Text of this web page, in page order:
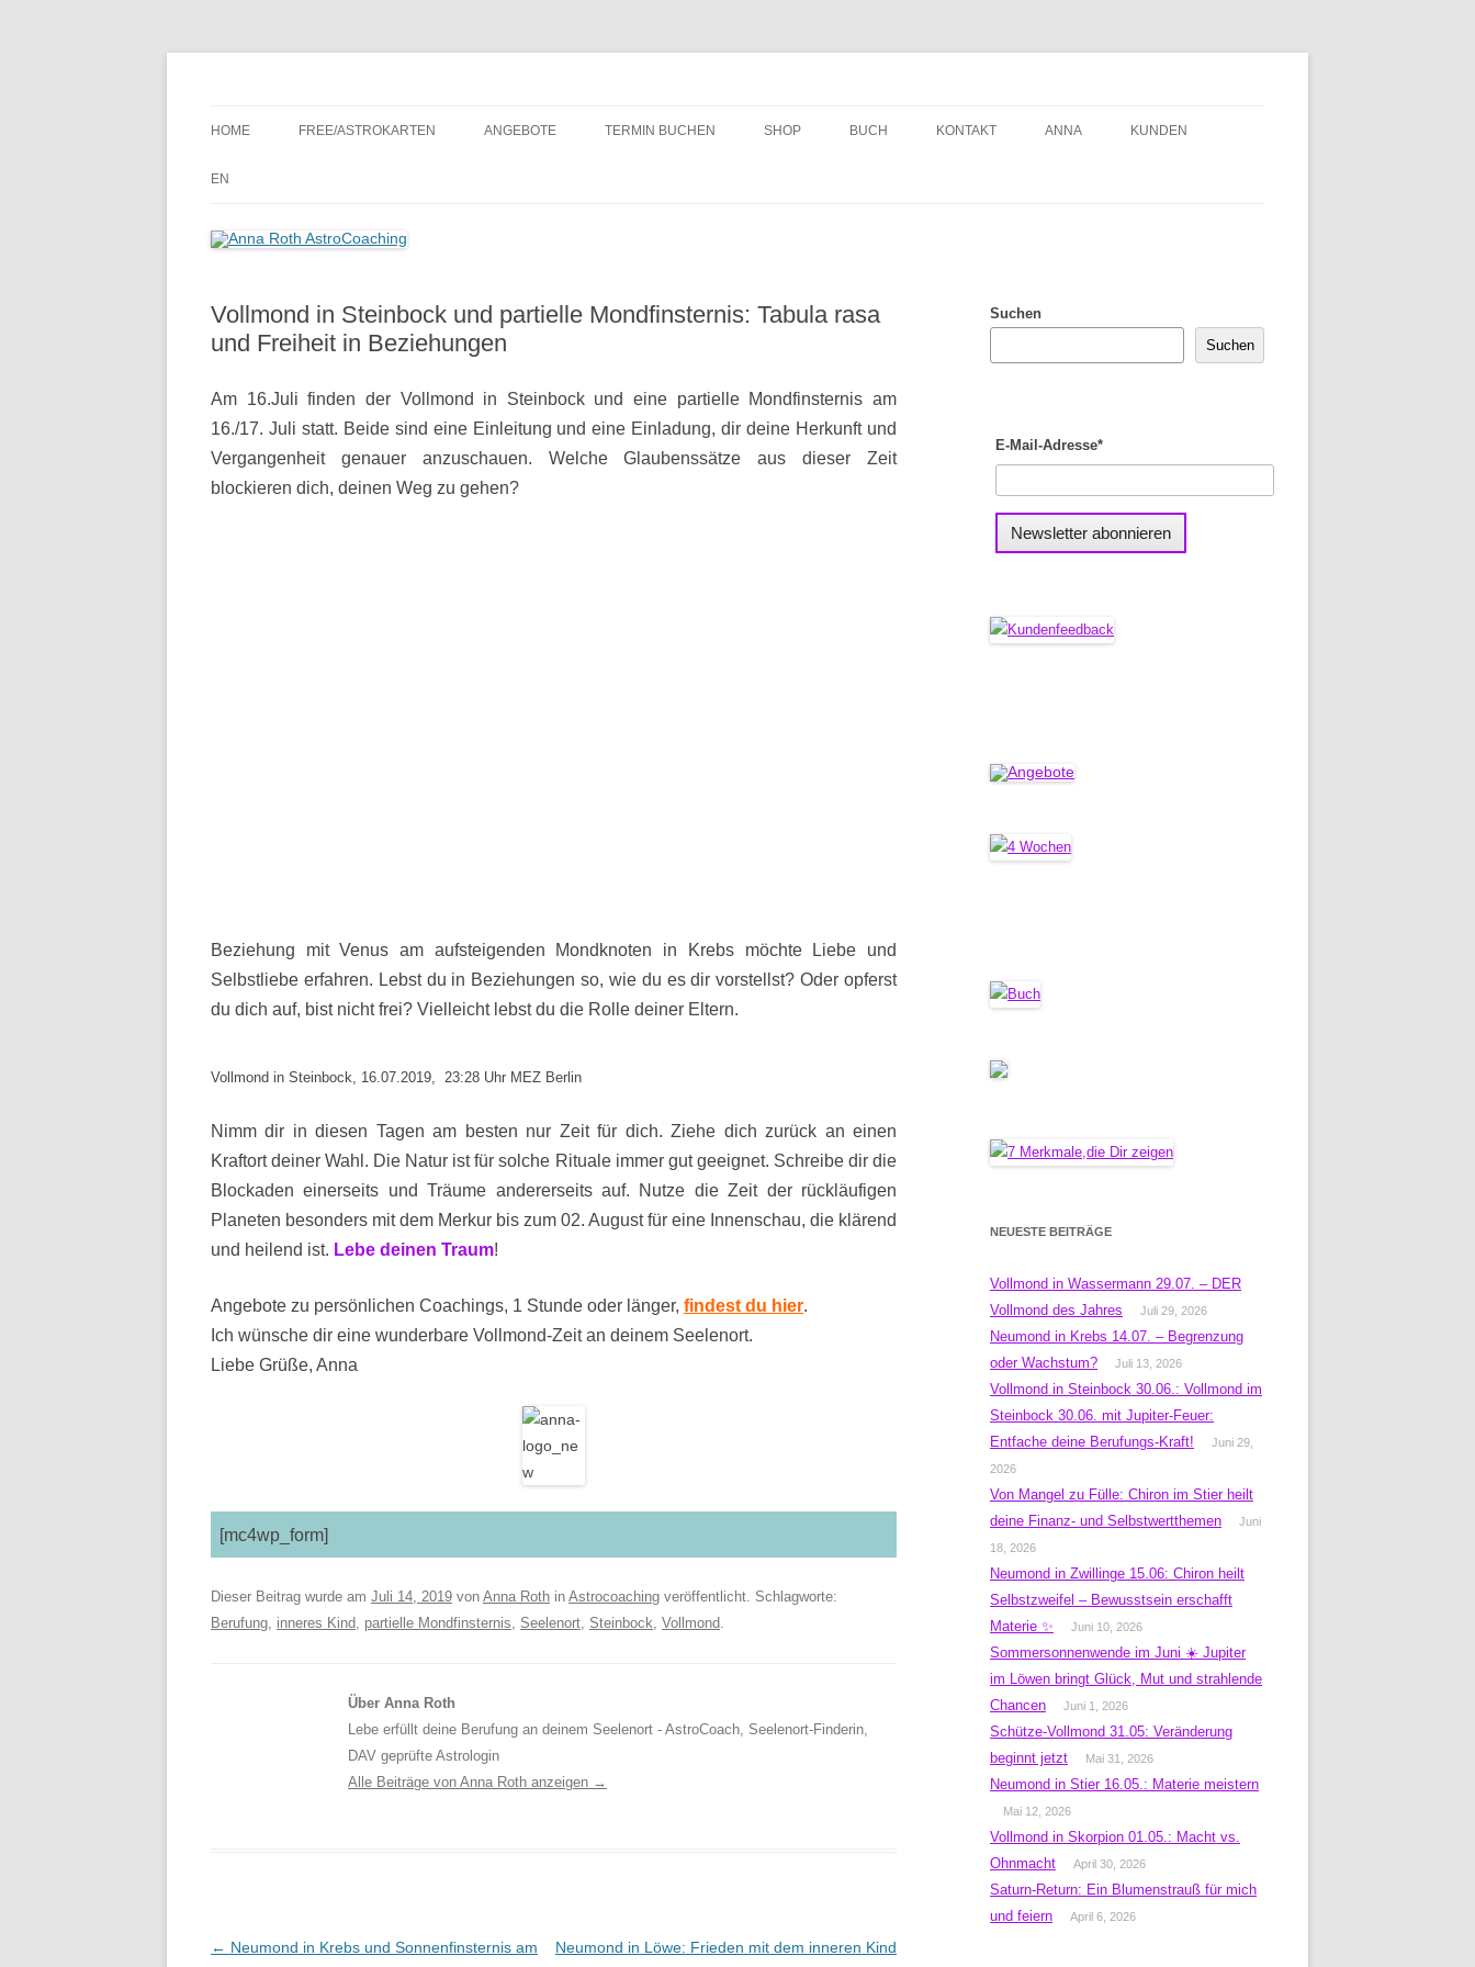
Inhalt
HOME FREE/ASTROKARTEN ANGEBOTE TERMIN BUCHEN SHOP BUCH KONTAKT ANNA KUNDEN
EN
Vollmond in Steinbock und partielle Mondfinsternis: Tabula rasa
und Freiheit in Beziehungen
Am 16.Juli finden der Vollmond in Steinbock und eine partielle Mondfinsternis am
16./17. Juli statt. Beide sind eine Einleitung und eine Einladung, dir deine Herkunft und
Vergangenheit genauer anzuschauen. Welche Glaubenssätze aus dieser Zeit
blockieren dich, deinen Weg zu gehen?
Beziehung mit Venus am aufsteigenden Mondknoten in Krebs möchte Liebe und
Selbstliebe erfahren. Lebst du in Beziehungen so, wie du es dir vorstellst? Oder opferst
du dich auf, bist nicht frei? Vielleicht lebst du die Rolle deiner Eltern.
Vollmond in Steinbock, 16.07.2019, 23:28 Uhr MEZ Berlin
Nimm dir in diesen Tagen am besten nur Zeit für dich. Ziehe dich zurück an einen
Kraftort deiner Wahl. Die Natur ist für solche Rituale immer gut geeignet. Schreibe dir die
Blockaden einerseits und Träume andererseits auf. Nutze die Zeit der rückläufigen
Planeten besonders mit dem Merkur bis zum 02. August für eine Innenschau, die klärend
und heilend ist. Lebe deinen Traum!
Angebote zu persönlichen Coachings, 1 Stunde oder länger, findest du hier.
Ich wünsche dir eine wunderbare Vollmond-Zeit an deinem Seelenort.
Liebe Grüße, Anna
[mc4wp_form]
Dieser Beitrag wurde am Juli 14, 2019 von Anna Roth in Astrocoaching veröffentlicht. Schlagworte:
Berufung, inneres Kind, partielle Mondfinsternis, Seelenort, Steinbock, Vollmond.
Über Anna Roth
Lebe erfüllt deine Berufung an deinem Seelenort - AstroCoach, Seelenort-Finderin,
DAV geprüfte Astrologin
Alle Beiträge von Anna Roth anzeigen →
Beitragsnavigation
← Neumond in Krebs und Sonnenfinsternis am Neumond in Löwe: Frieden mit dem inneren Kind
Suchen
Suchen
E-Mail-Adresse*
NEUESTE BEITRÄGE
Vollmond in Wassermann 29.07. – DER
Vollmond des Jahres
Juli 29, 2026
Neumond in Krebs 14.07. – Begrenzung
oder Wachstum?
Juli 13, 2026
Vollmond in Steinbock 30.06.: Vollmond im
Steinbock 30.06. mit Jupiter-Feuer:
Entfache deine Berufungs-Kraft!
Juni 29,
2026
Von Mangel zu Fülle: Chiron im Stier heilt
deine Finanz- und Selbstwertthemen
Juni
18, 2026
Neumond in Zwillinge 15.06: Chiron heilt
Selbstzweifel – Bewusstsein erschafft
Materie ✨
Juni 10, 2026
Sommersonnenwende im Juni ☀️ Jupiter
im Löwen bringt Glück, Mut und strahlende
Chancen
Juni 1, 2026
Schütze-Vollmond 31.05: Veränderung
beginnt jetzt
Mai 31, 2026
Neumond in Stier 16.05.: Materie meistern
Mai 12, 2026
Vollmond in Skorpion 01.05.: Macht vs.
Ohnmacht
April 30, 2026
Saturn-Return: Ein Blumenstrauß für mich
und feiern
April 6, 2026